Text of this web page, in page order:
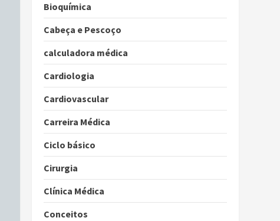
Bioquímica
Cabeça e Pescoço
calculadora médica
Cardiologia
Cardiovascular
Carreira Médica
Ciclo básico
Cirurgia
Clínica Médica
Conceitos